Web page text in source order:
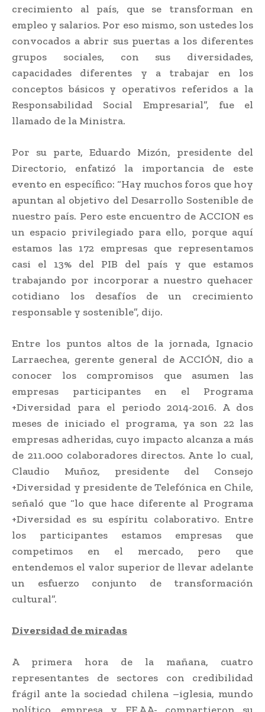
crecimiento al país, que se transforman en
empleo y salarios. Por eso mismo, son ustedes los
convocados a abrir sus puertas a los diferentes
grupos sociales, con sus diversidades,
capacidades diferentes y a trabajar en los
conceptos básicos y operativos referidos a la
Responsabilidad Social Empresarial”, fue el
llamado de la Ministra.
Por su parte, Eduardo Mizón, presidente del
Directorio, enfatizó la importancia de este
evento en específico: “Hay muchos foros que hoy
apuntan al objetivo del Desarrollo Sostenible de
nuestro país. Pero este encuentro de ACCION es
un espacio privilegiado para ello, porque aquí
estamos las 172 empresas que representamos
casi el 13% del PIB del país y que estamos
trabajando por incorporar a nuestro quehacer
cotidiano los desafíos de un crecimiento
responsable y sostenible”, dijo.
Entre los puntos altos de la jornada, Ignacio
Larraechea, gerente general de ACCIÓN, dio a
conocer los compromisos que asumen las
empresas participantes en el Programa
+Diversidad para el periodo 2014-2016. A dos
meses de iniciado el programa, ya son 22 las
empresas adheridas, cuyo impacto alcanza a más
de 211.000 colaboradores directos. Ante lo cual,
Claudio Muñoz, presidente del Consejo
+Diversidad y presidente de Telefónica en Chile,
señaló que “lo que hace diferente al Programa
+Diversidad es su espíritu colaborativo. Entre
los participantes estamos empresas que
competimos en el mercado, pero que
entendemos el valor superior de llevar adelante
un esfuerzo conjunto de transformación
cultural”.
Diversidad de miradas
A primera hora de la mañana, cuatro
representantes de sectores con credibilidad
frágil ante la sociedad chilena –iglesia, mundo